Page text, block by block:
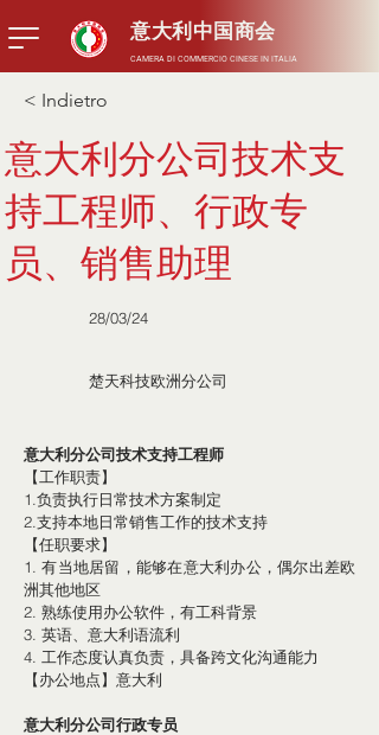
意大利中国商会
CAMERA DI COMMERCIO CINESE IN ITALIA
< Indietro
意大利分公司技术支
持工程师、行政专
员、销售助理
28/03/24
楚天科技欧洲分公司
意大利分公司技术支持工程师
【工作职责】
1.负责执行日常技术方案制定
2.支持本地日常销售工作的技术支持
【任职要求】
1. 有当地居留，能够在意大利办公，偶尔出差欧
洲其他地区
2. 熟练使用办公软件，有工科背景
3. 英语、意大利语流利
4. 工作态度认真负责，具备跨文化沟通能力
【办公地点】意大利
意大利分公司行政专员